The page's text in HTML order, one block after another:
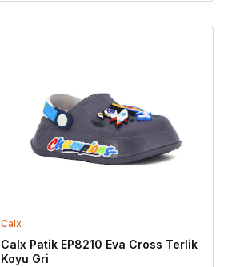
Calx
Calx Patik EP8210 Eva Cross Terlik
Koyu Gri